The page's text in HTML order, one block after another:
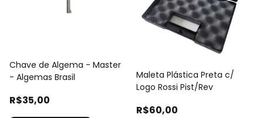
Chave de Algema - Master
- Algemas Brasil
R$35,00
Maleta Plástica Preta c/
Logo Rossi Pist/Rev
R$60,00